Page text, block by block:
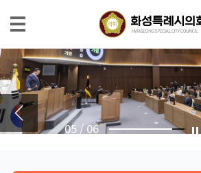
본문으로 바로가기
메인메뉴 바로가기
의
회
소
개
06 /06